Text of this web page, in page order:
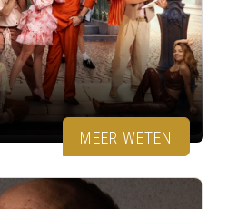
MEER WETEN